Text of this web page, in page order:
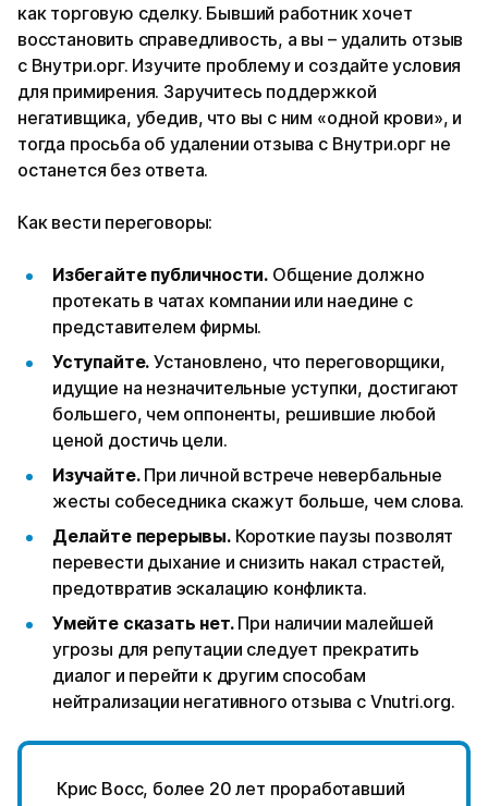
как торговую сделку. Бывший работник хочет
восстановить справедливость, а вы – удалить отзыв
с Внутри.орг. Изучите проблему и создайте условия
для примирения. Заручитесь поддержкой
негативщика, убедив, что вы с ним «одной крови», и
тогда просьба об удалении отзыва с Внутри.орг не
останется без ответа.
Как вести переговоры:
Избегайте публичности. Общение должно
протекать в чатах компании или наедине с
представителем фирмы.
Уступайте. Установлено, что переговорщики,
идущие на незначительные уступки, достигают
большего, чем оппоненты, решившие любой
ценой достичь цели.
Изучайте.При личной встрече невербальные
жесты собеседника скажут больше, чем слова.
Делайте перерывы.Короткие паузы позволят
перевести дыхание и снизить накал страстей,
предотвратив эскалацию конфликта.
Умейте сказать нет.При наличии малейшей
угрозы для репутации следует прекратить
диалог и перейти к другим способам
нейтрализации негативного отзыва с Vnutri.org.
Крис Восс, более 20 лет проработавший